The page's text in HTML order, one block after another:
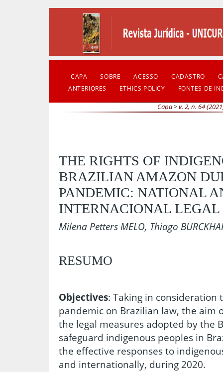
CAPA SOBRE ACESSO CADASTRO
ANTERIORES
ETHICS POLICY FONTES DE
Capa>v. 2, n. 64
THE RIGHTS OF
BRAZILIAN AMAZON
PANDEMIC: NATIONAL
INTERNACIONAL LEGAL
Milena Petters MELO, Thiago
RESUMO
Objectives: Taking in consideration
pandemic on Brazilian law, the aim
the legal measures adopted by the
safeguard indigenous peoples in
the effective responses to
and internationally, during 2020.